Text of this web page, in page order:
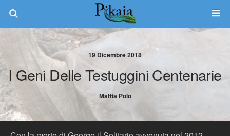
19 Dicembre 2018
I Geni Delle Testuggini Centenarie
Mattia Polo